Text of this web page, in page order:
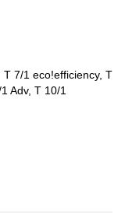
T 7/1 eco!efficiency, T
Adv, T 10/1